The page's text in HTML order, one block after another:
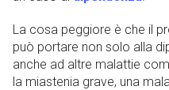
La cosa peggiore è che il
può portare non solo alla
anche ad altre malattie
la miastenia grave, una